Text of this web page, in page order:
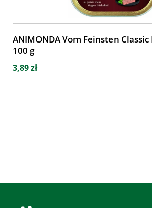
ANIMONDA Vom Feinsten
100 g
3,89 zł